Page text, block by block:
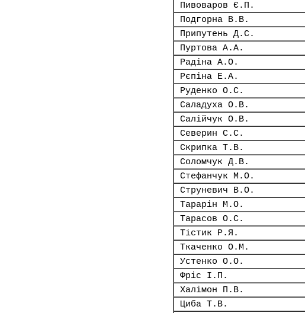
Пивоваров Є.П.
Подгорна В.В.
Припутень Д.С.
Пуртова А.А.
Радіна А.О.
Рєпіна Е.А.
Руденко О.С.
Саладуха О.В.
Салійчук О.В.
Северин С.С.
Скрипка Т.В.
Соломчук Д.В.
Стефанчук М.О.
Струневич В.О.
Тарарін М.О.
Тарасов О.С.
Тістик Р.Я.
Ткаченко О.М.
Устенко О.О.
Фріс І.П.
Халімон П.В.
Циба Т.В.